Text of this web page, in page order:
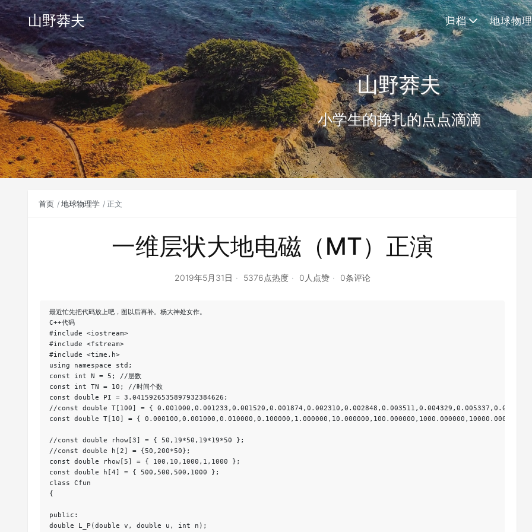
山野莽夫 归档 地球物
山野莽夫
小学生的挣扎的点点滴滴
首页 地球物理学 正文
一维层状大地电磁（MT）正演
2019年5月31日 5376点热度 0人点赞 0条评论
最近忙先把代码放上吧，图以后再补。杨大神处女作。
C++代码
#include <iostream>
#include <fstream>
#include <time.h>
using namespace std;
const int N = 5; //层数
const int TN = 10; //时间个数
const double PI = 3.0415926535897932384626;
//const double T[100] = {
const double T[10] = {
//const double rhow[3] = { 50,19*50,19*19*50 };
//const double h[2] = {50,200*50};
const double rhow[5] = { 100,10,1000,1,1000 };
const double h[4] = { 500,500,500,1000 };
class Cfun
{
public:
double L_P(double v, double u, int n);